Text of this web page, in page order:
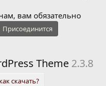
вам обязательно
Присоединится
Theme 2.3.8
скачать?